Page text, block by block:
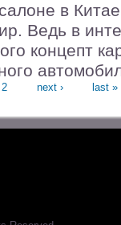
в
Ведь в
концепт
2 next › last »